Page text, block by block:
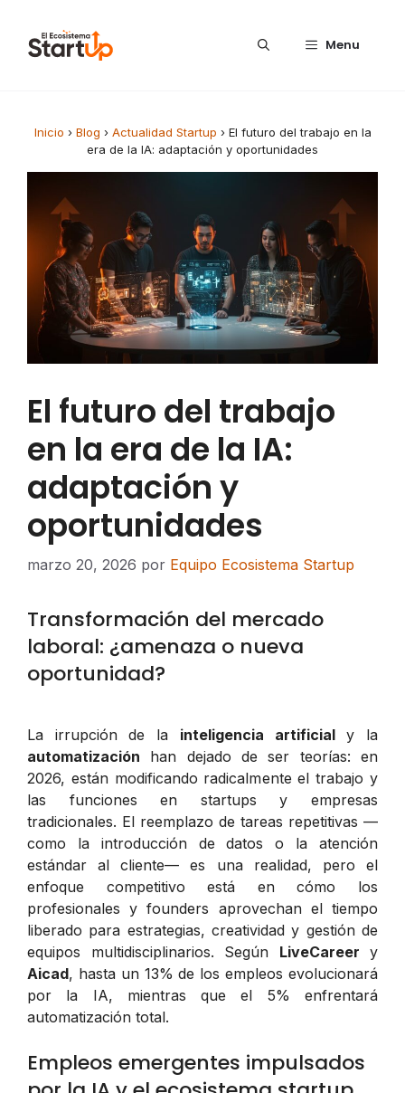
Menu
Inicio › Blog › Actualidad Startup › El futuro del trabajo en la
era de la IA: adaptación y oportunidades
El futuro del trabajo
en la era de la IA:
adaptación y
oportunidades
marzo 20, 2026 por Equipo Ecosistema Startup
Transformación del mercado
laboral: ¿amenaza o nueva
oportunidad?
La irrupción de la inteligencia artificialy la
automatización han dejado de ser teorías: en
2026, están modificando radicalmente el trabajo y
las funciones en startups y empresas
tradicionales. El reemplazo de tareas repetitivas —
como la introducción de datos o la atención
estándar al cliente— es una realidad, pero el
enfoque competitivo está en cómo los
profesionales y founders aprovechan el tiempo
liberado para estrategias, creatividad y gestión de
equipos multidisciplinarios. Según LiveCareer y
Aicad, hasta un 13% de los empleos evolucionará
por la IA, mientras que el 5% enfrentará
automatización total.
Empleos emergentes impulsados